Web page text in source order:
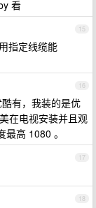
看
15
指定线缆能
16
有，我装的是优
在电视安装并且观
高 1080 。
17
18